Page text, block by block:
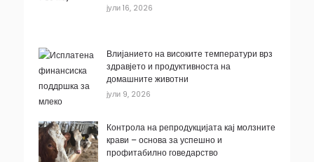
јули 16, 2026
Влијанието на високите температури врз
здравјето и продуктивноста на
домашните животни
јули 9, 2026
Контрола на репродукцијата кај молзните
крави – основа за успешно и
профитабилно говедарство